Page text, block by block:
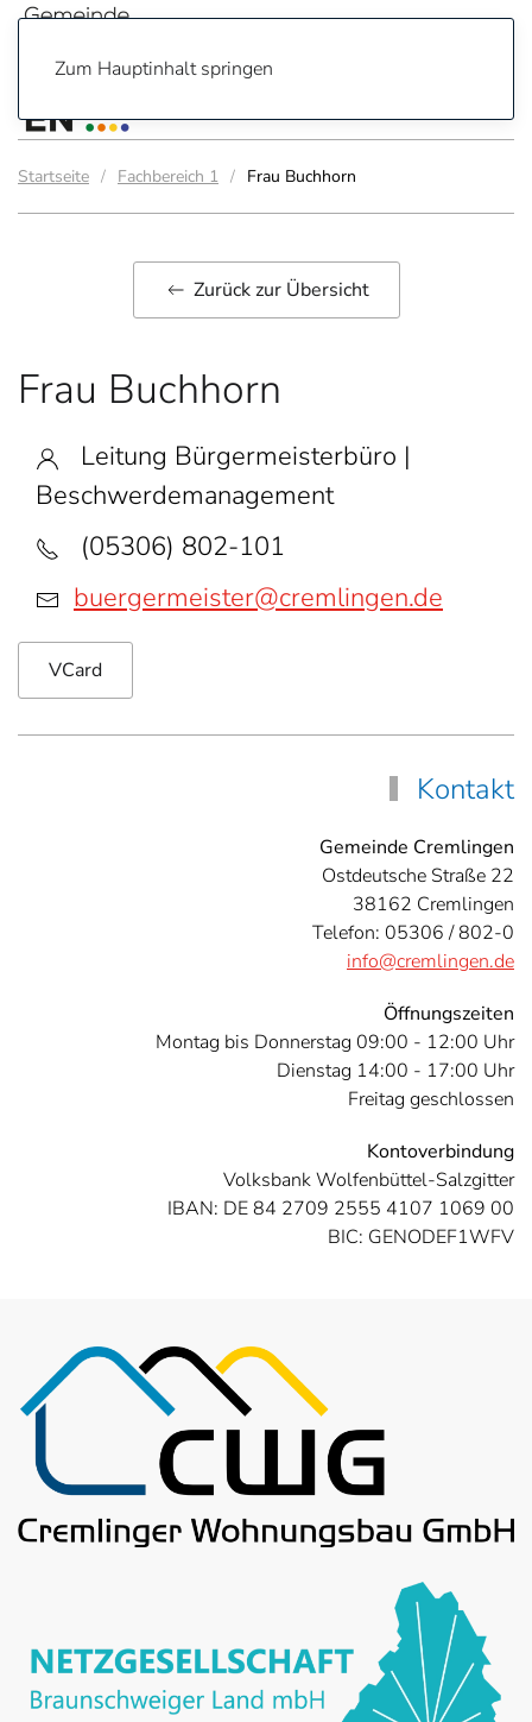
Zum Hauptinhalt springen
Startseite Fachbereich 1 Frau Buchhorn
Zurück zur Übersicht
Frau Buchhorn
Leitung Bürgermeisterbüro |
Beschwerdemanagement
(05306) 802-101
buergermeister@cremlingen.de
VCard
Kontakt
Gemeinde Cremlingen
Ostdeutsche Straße 22
38162 Cremlingen
Telefon: 05306 / 802-0
info@cremlingen.de
Öffnungszeiten
Montag bis Donnerstag 09:00 - 12:00 Uhr
Dienstag 14:00 - 17:00 Uhr
Freitag geschlossen
Kontoverbindung
Volksbank Wolfenbüttel-Salzgitter
IBAN: DE 84 2709 2555 4107 1069 00
BIC: GENODEF1WFV